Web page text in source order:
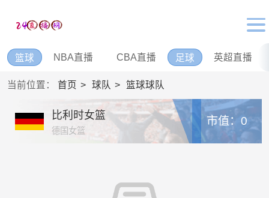
篮球 NBA直播 CBA直播 足球 英超直播
当前位置： 首页 球队 篮球球队
比利时女篮
德国女篮
市值：0